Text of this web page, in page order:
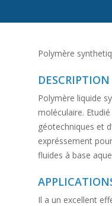
Polymère
DESCRIPTION
Polymère liquide
moléculaire.
géotechniques et
expréssement
fluides à base
Il a un excellent